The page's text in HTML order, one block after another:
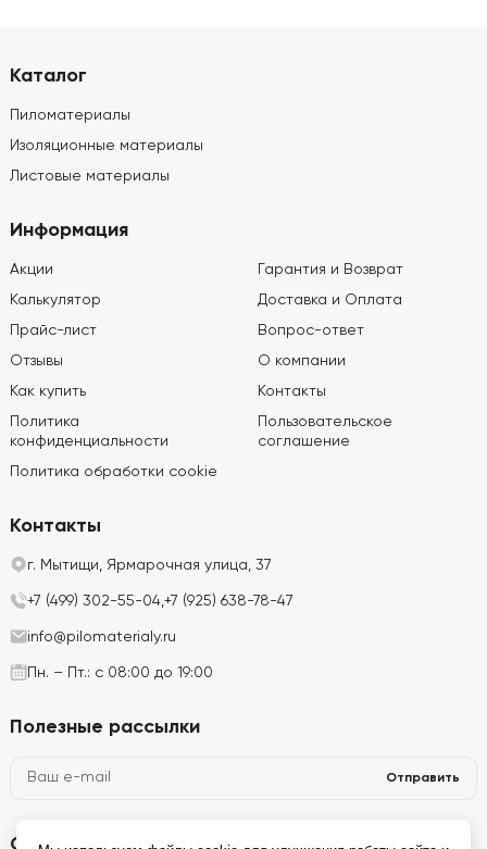
Каталог
Пиломатериалы
Изоляционные материалы
Листовые материалы
Информация
Акции
Калькулятор
Прайс-лист
Отзывы
Как купить
Политика
конфиденциальности
Политика обработки cookie
Гарантия и Возврат
Доставка и Оплата
Вопрос-ответ
О компании
Контакты
Пользовательское
соглашение
Контакты
г. Мытищи, Ярмарочная улица, 37
+7 (499) 302-55-04,+7 (925) 638-78-47
info@pilomaterialy.ru
Пн. – Пт.: с 08:00 до 19:00
Полезные рассылки
Отправить
Социальные сети